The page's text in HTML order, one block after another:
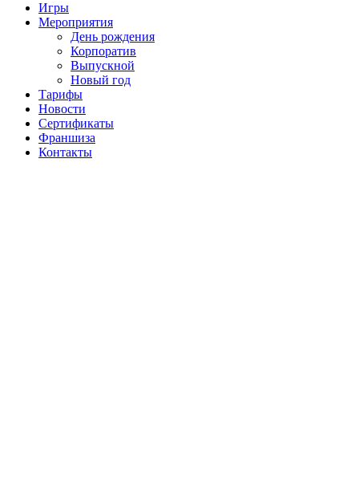
Игры
Мероприятия
День рождения
Корпоратив
Выпускной
Новый год
Тарифы
Новости
Сертификаты
Франшиза
Контакты